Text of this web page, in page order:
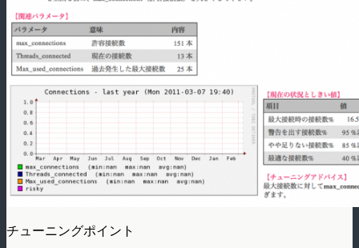
チューニングポイント